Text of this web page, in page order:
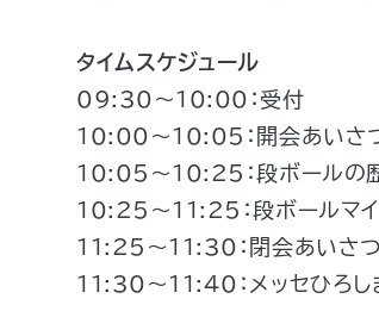
タイムスケジュール
09:30～10:00：受付
10:00～10:05：開会あいさ
10:05～10:25：段ボールの
10:25～11:25：段ボールマイ
11:25～11:30：閉会あいさつ
11:30～11:40：メッセひろし